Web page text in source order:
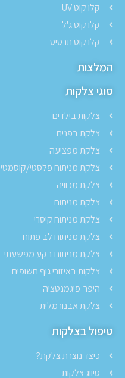
קלו קוט UV
קלו קוט ג'ל
קלו קוט תרסיס
המלצות
סוגי צלקות
צלקות בילדים
צלקת בפנים
צלקת מפציעה
צלקת מניתוח פלסטי/קוסמטי
צלקת מכוויה
צלקת מניתוח
צלקת מניתוח קיסרי
צלקת מניתוח לב פתוח
צלקת מניתוח בקע מפשעתי
צלקות באיזורי גוף חשופים
היפר-פיגמנטציה
צלקת אבנורמלית
טיפול בצלקות
כיצד נוצרת צלקת?
סיווג צלקות